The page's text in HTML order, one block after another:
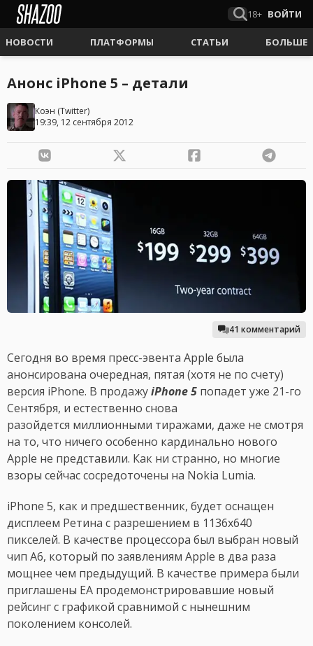
18+ ВОЙТИ
НОВОСТИ ПЛАТФОРМЫ СТАТЬИ БОЛЬШЕ
Анонс iPhone 5 – детали
Коэн (Twitter)
19:39, 12 сентября 2012
41 комментарий
Сегодня во время пресс-эвента Apple была
анонсирована очередная, пятая (хотя не по счету)
версия iPhone. В продажуiPhone 5 попадет уже 21-го
Сентября, и естественно снова
разойдется миллионными тиражами, даже не смотря
на то, что ничего особенно кардинально нового
Apple не представили. Как ни странно, но многие
взоры сейчас сосредоточены на Nokia Lumia.
iPhone 5, как и предшественник, будет оснащен
дисплеем Ретина с разрешением в 1136x640
пикселей. В качестве процессора был выбран новый
чип A6, который по заявлениям Apple в два раза
мощнее чем предыдущий. В качестве примера были
приглашены EA продемонстрировавшие новый
рейсинг с графикой сравнимой с нынешним
поколением консолей.